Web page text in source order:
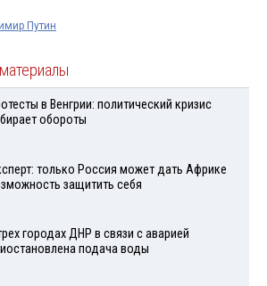
Путин
в Венгрии: политический кризис
обороты
только Россия может дать Африке
защитить себя
городах ДНР в связи с аварией
подача воды